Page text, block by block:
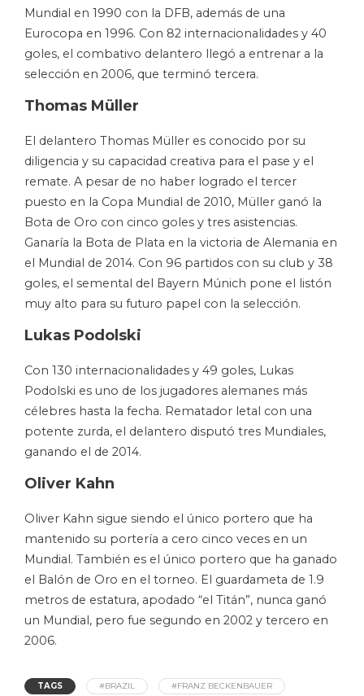
Mundial en 1990 con la DFB, además de una
Eurocopa en 1996. Con 82 internacionalidades y 40
goles, el combativo delantero llegó a entrenar a la
selección en 2006, que terminó tercera.
Thomas Müller
El delantero Thomas Müller es conocido por su
diligencia y su capacidad creativa para el pase y el
remate. A pesar de no haber logrado el tercer
puesto en la Copa Mundial de 2010, Müller ganó la
Bota de Oro con cinco goles y tres asistencias.
Ganaría la Bota de Plata en la victoria de Alemania en
el Mundial de 2014. Con 96 partidos con su club y 38
goles, el semental del Bayern Múnich pone el listón
muy alto para su futuro papel con la selección.
Lukas Podolski
Con 130 internacionalidades y 49 goles, Lukas
Podolski es uno de los jugadores alemanes más
célebres hasta la fecha. Rematador letal con una
potente zurda, el delantero disputó tres Mundiales,
ganando el de 2014.
Oliver Kahn
Oliver Kahn sigue siendo el único portero que ha
mantenido su portería a cero cinco veces en un
Mundial. También es el único portero que ha ganado
el Balón de Oro en el torneo. El guardameta de 1.9
metros de estatura, apodado “el Titán”, nunca ganó
un Mundial, pero fue segundo en 2002 y tercero en
2006.
TAGS #BRAZIL
#FRANZ BECKENBAUER